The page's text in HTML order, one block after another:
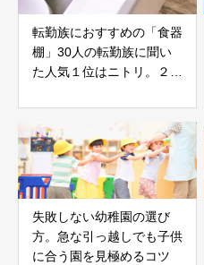
転勤族におすすめの「食器
棚」30人の転勤族に聞い
た人気１位はニトリ。２位
をまとめました
失敗しない幼稚園の選び
方。急な引っ越しでも子供
に合う園を見極めるコツ